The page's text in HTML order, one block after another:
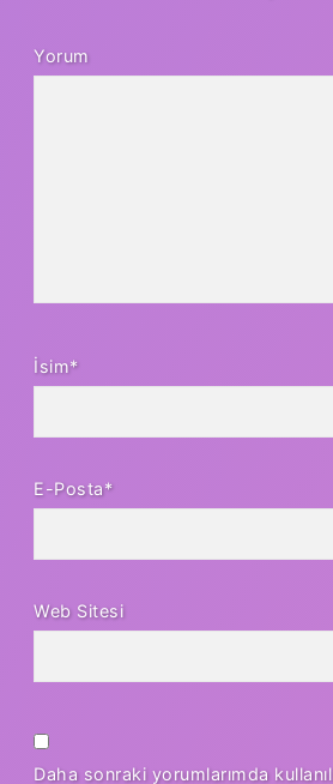
Yorum
İsim*
E-Posta*
Web Sitesi
Daha sonraki yorumlarımda